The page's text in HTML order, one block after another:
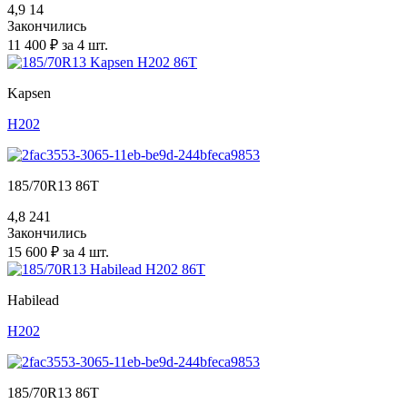
4,9 14
Закончились
11 400 ₽ за 4 шт.
Kapsen
H202
185/70R13 86T
4,8 241
Закончились
15 600 ₽ за 4 шт.
Habilead
H202
185/70R13 86T